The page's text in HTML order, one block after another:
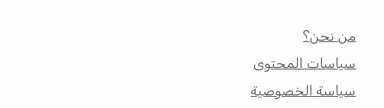
من نحن؟
سياسات المحتوى
سياسة الخصوصية